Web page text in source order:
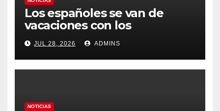
Los españoles se van de
vacaciones con los
carburantes hasta un 21%
más caros que el año pasado
y los hoteles disparados
JUL 28, 2026 ADMINS
NOTICIAS